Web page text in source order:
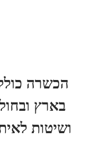
הכשרה
בארץ
ושיטות